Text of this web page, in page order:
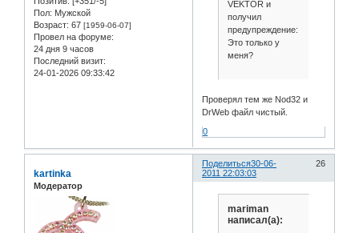
Пол: Мужской
Возраст: 67 [1959-06-07]
Провел на форуме:
24 дня 9 часов
Последний визит:
24-01-2026 09:33:42
VEKTOR и
получил
предупреждение:
Это только у
меня?
Проверял тем же Nod32 и
DrWeb файл чистый.
0
Поделиться 26
30-06-
2011 22:03:03
kartinka
Модератор
mariman
написал(а):